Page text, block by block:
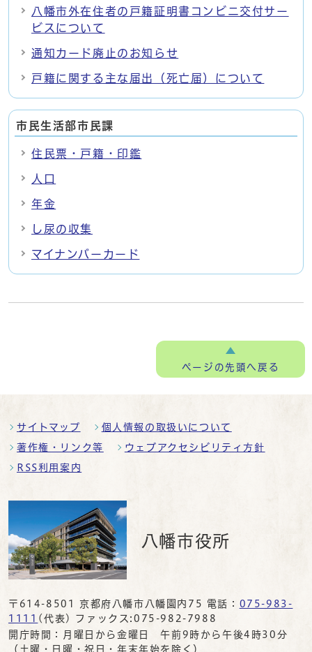
八幡市外在住者の戸籍証明書コンビニ交付サー
ビスについて
通知カード廃止のお知らせ
戸籍に関する主な届出（死亡届）について
市民生活部市民課
住民票・戸籍・印鑑
人口
年金
し尿の収集
マイナンバーカード
ページの先頭へ戻る
サイトマップ 個人情報の取扱いについて
著作権・リンク等 ウェブアクセシビリティ方針
RSS利用案内
八幡市役所
〒614-8501 京都府八幡市八幡園内75 電話： 075-983-
1111 (代表) ファックス:075-982-7988
開庁時間：月曜日から金曜日 午前9時から午後4時30分
（土曜・日曜・祝日・年末年始を除く）